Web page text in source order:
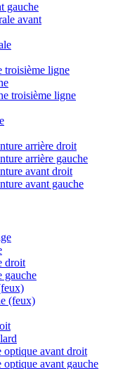
gauche
avant
troisième ligne
troisième ligne
arrière droit
arrière gauche
avant droit
avant gauche
droit
gauche
(feux)
optique avant droit
avant gauche